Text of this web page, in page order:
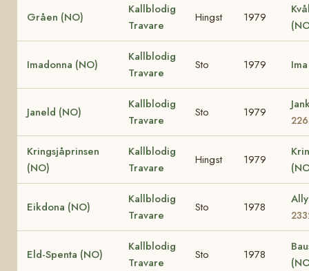
Gråen (NO)
Kallblodig
Travare
Hingst 1979
Imadonna (NO)
Kallblodig
Travare
Sto 1979
Janeld (NO)
Kallblodig
Travare
Sto 1979
Kringsjåprinsen
(NO)
Kallblodig
Travare
Hingst 1979
Eikdona (NO)
Kallblodig
Travare
Sto 1978
Eld-Spenta (NO)
Kallblodig
Travare
Sto 1978